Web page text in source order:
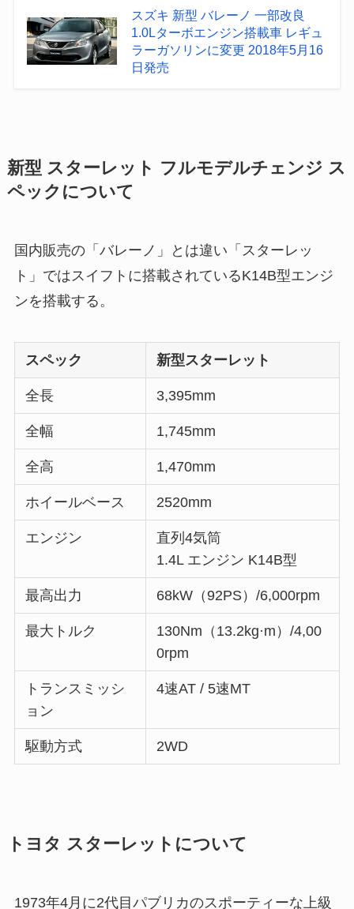
スズキ 新型 バレーノ 一部改良
1.0Lターボエンジン搭載車 レギュ
ラーガソリンに変更 2018年5月16
日発売
新型 スターレット フルモデルチェンジ ス
ペックについて
国内販売の「バレーノ」とは違い「スターレッ
ト」ではスイフトに搭載されているK14B型エンジ
ンを搭載する。
スペック 新型スターレット
全長 3,395mm
全幅 1,745mm
全高 1,470mm
ホイールベース 2520mm
エンジン
直列4気筒
1.4L エンジン K14B型
最高出力 68kW（92PS）/6,000rpm
最大トルク
130Nm（13.2kg·m）/4,00
0rpm
トランスミッシ
ョン
4速AT / 5速MT
駆動方式 2WD
トヨタ スターレットについて
1973年4月に2代目パブリカのスポーティーな上級